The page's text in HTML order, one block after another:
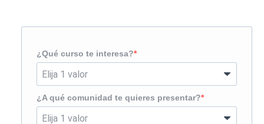
¿Qué curso te interesa?
¿A qué comunidad te quieres presentar?